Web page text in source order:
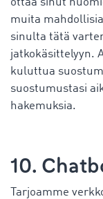
ottaa sinut
muita
sinulta tätä
jatkokäsittelyyn.
kuluttua
suostumustasi
hakemuksia.
10.
Tarjoamme